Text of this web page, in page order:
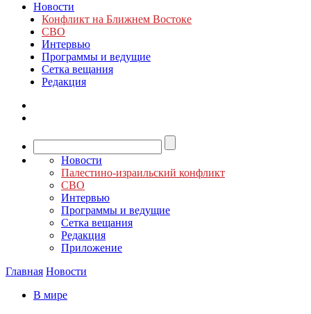
Новости
Конфликт на Ближнем Востоке
СВО
Интервью
Программы и ведущие
Сетка вещания
Редакция
Новости
Палестино-израильский конфликт
СВО
Интервью
Программы и ведущие
Сетка вещания
Редакция
Приложение
Главная Новости
В мире